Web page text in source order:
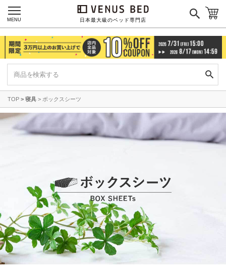
日本最大級のベッド専門店
MENU
TOP 寝具 ボックスシーツ